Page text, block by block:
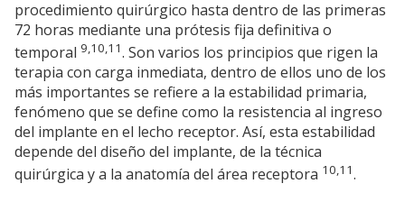
procedimiento quirúrgico hasta dentro de las primeras
72 horas mediante una prótesis fija definitiva o
temporal 9,10,11. Son varios los principios que rigen la
terapia con carga inmediata, dentro de ellos uno de los
más importantes se refiere a la estabilidad primaria,
fenómeno que se define como la resistencia al ingreso
del implante en el lecho receptor. Así, esta estabilidad
depende del diseño del implante, de la técnica
quirúrgica y a la anatomía del área receptora 10,11.